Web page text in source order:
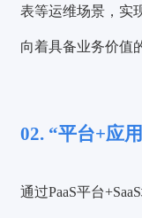
表等运维场景，实
向着具备业务价值
02. “平台+应
通过PaaS平台